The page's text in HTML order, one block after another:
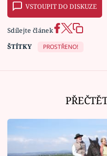
VSTOUPIT DO DISKUZE
Sdílejte článek
ŠTÍTKY
PROSTŘENO!